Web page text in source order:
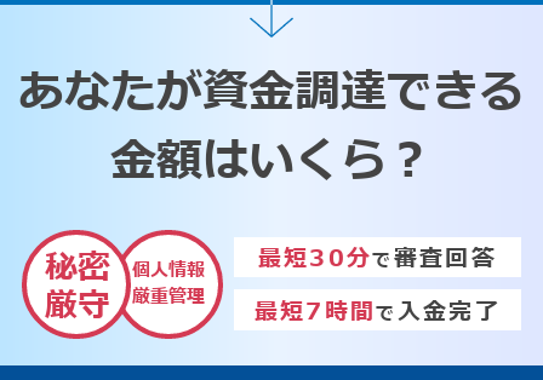
あなたが資金調達できる
金額はいくら？
秘密
厳守
個人情報
厳重管理
最短30分で審査回答
最短7時間で入金完了